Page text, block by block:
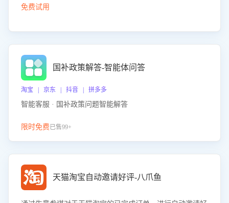
免费试用
国补政策解答-智能体问答
淘宝 | 京东 | 抖音 | 拼多多
智能客服 · 国补政策问题智能解答
限时免费已售99+
天猫淘宝自动邀请好评-八爪鱼